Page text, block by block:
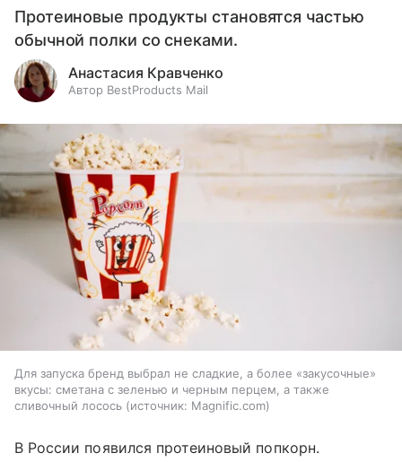
Протеиновые продукты становятся частью
обычной полки со снеками.
Анастасия Кравченко
Автор BestProducts Mail
Для запуска бренд выбрал не сладкие, а более «закусочные»
вкусы: сметана с зеленью и черным перцем, а также
сливочный лосось
источник: Magnific.com
В России появился протеиновый попкорн.